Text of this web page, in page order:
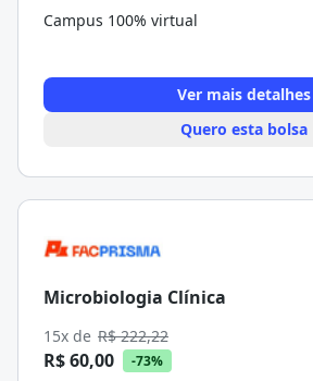
Campus 100% virtual
Ver mais detalhes
Quero esta bolsa
Microbiologia Clínica
15x de R$ 222,22
R$ 60,00 -73%